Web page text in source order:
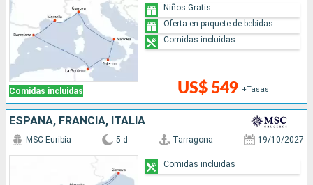
Comidas incluidas US$ 549 +Tasas
Niños Gratis
Oferta en paquete de bebidas
Comidas incluidas
ESPAÑA, FRANCIA, ITALIA
MSC Euribia 5 d Tarragona 19/10/2027
Comidas incluidas